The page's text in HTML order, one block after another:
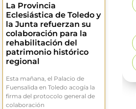
La Provincia
Eclesiástica de Toledo y
la Junta refuerzan su
colaboración para la
rehabilitación del
patrimonio histórico
regional
Esta mañana, el Palacio de
Fuensalida en Toledo acogía la
firma del protocolo general de
colaboración